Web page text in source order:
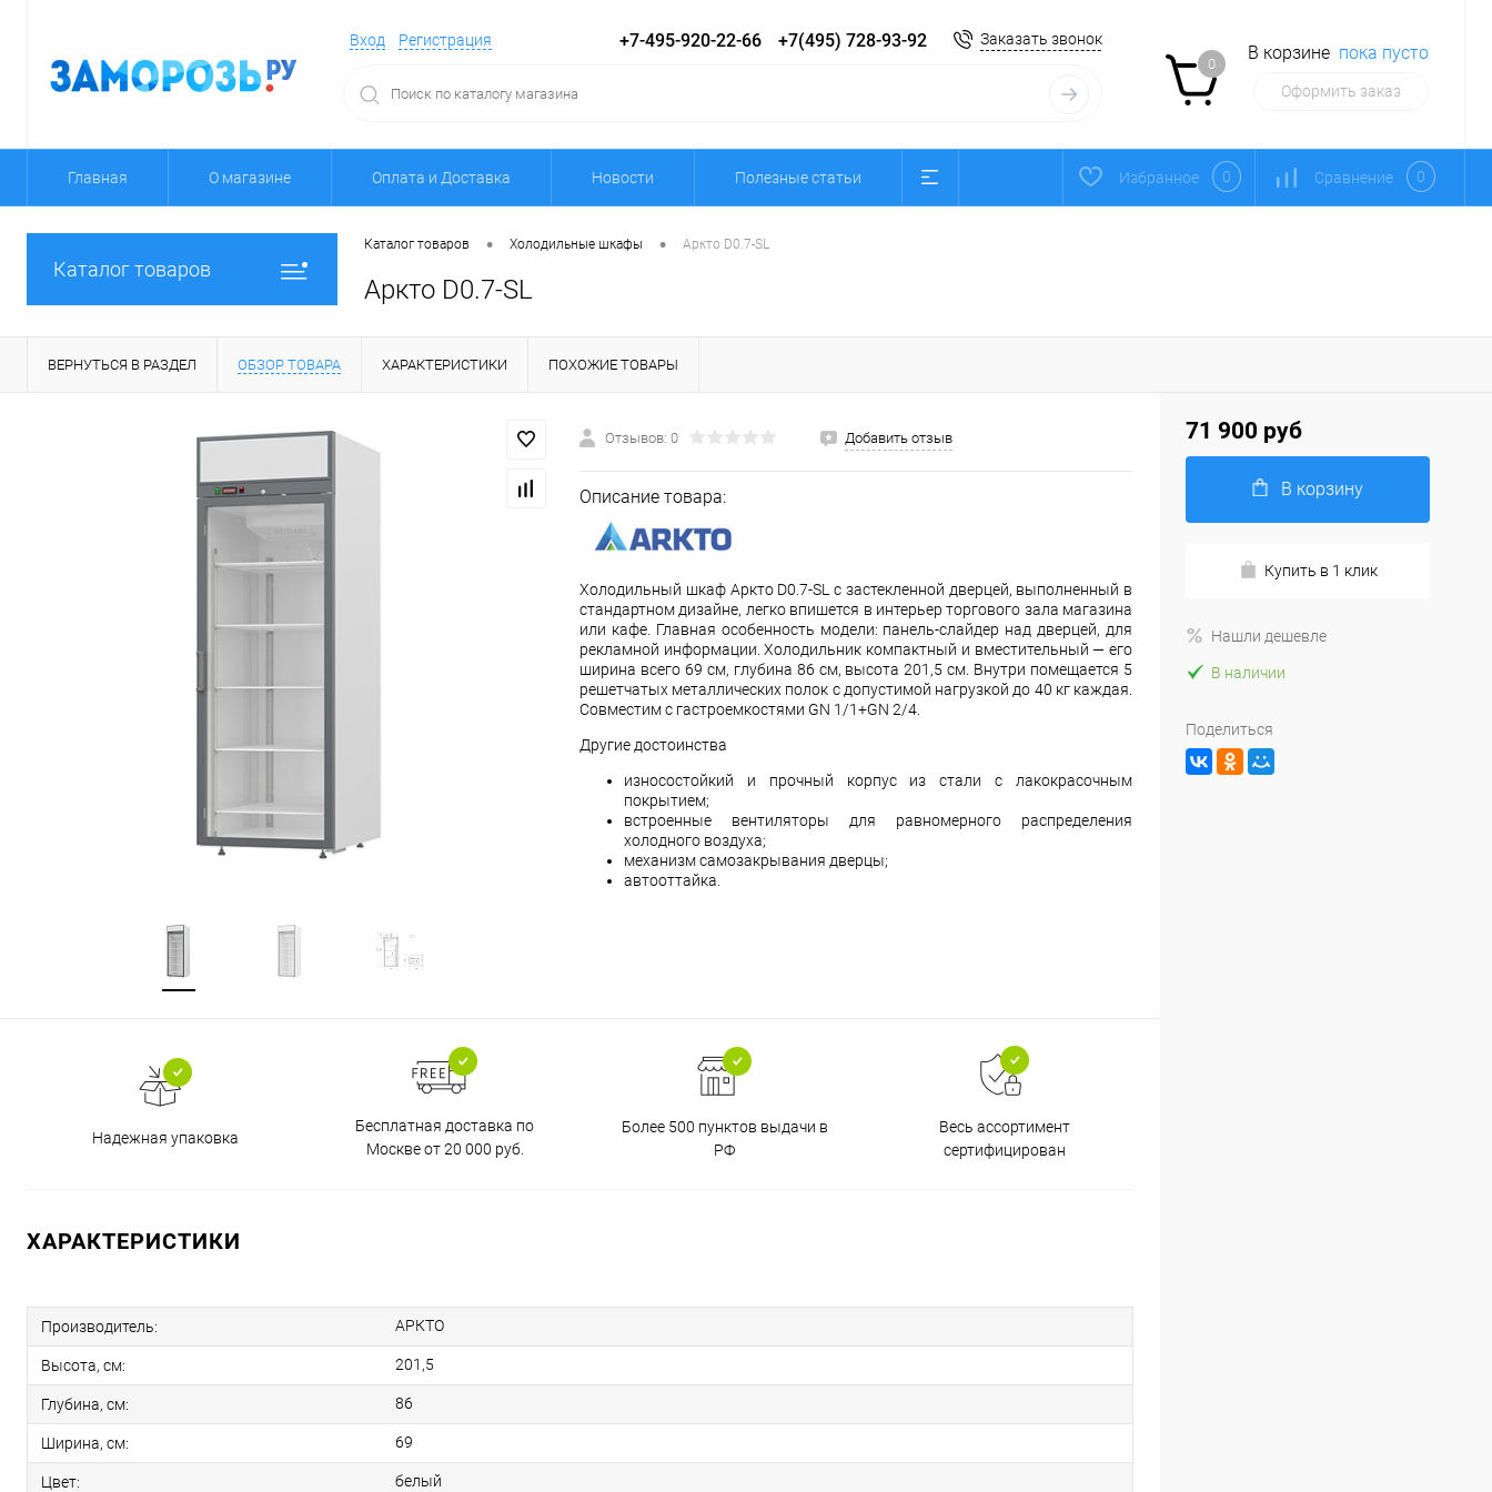
Вход Регистрация +7-495-920-22-66 +7(495) 728-93-92 Заказать звонок
0
В корзине пока пусто
Оформить заказ
Главная О магазине Оплата и Доставка Новости Полезные статьи Избранное 0 Сравнение 0
Каталог товаров
Каталог товаров • Холодильные шкафы • Аркто D0.7-SL
Аркто D0.7-SL
ВЕРНУТЬСЯ В РАЗДЕЛ ОБЗОР ТОВАРА ХАРАКТЕРИСТИКИ ПОХОЖИЕ ТОВАРЫ
Отзывов: 0 Добавить отзыв
Описание товара:
Холодильный шкаф Аркто D0.7-SL с застекленной дверцей, выполненный в
стандартном дизайне, легко впишется в интерьер торгового зала магазина
или кафе. Главная особенность модели: панель-слайдер над дверцей, для
рекламной информации. Холодильник компактный и вместительный — его
ширина всего 69 см, глубина 86 см, высота 201,5 см. Внутри помещается 5
решетчатых металлических полок с допустимой нагрузкой до 40 кг каждая.
Совместим с гастроемкостями GN 1/1+GN 2/4.
Другие достоинства
износостойкий и прочный корпус из стали с лакокрасочным
покрытием;
встроенные вентиляторы для равномерного распределения
холодного воздуха;
механизм самозакрывания дверцы;
автооттайка.
Надежная упаковка
Бесплатная доставка по
Москве от 20 000 руб.
Более 500 пунктов выдачи в
РФ
Весь ассортимент
сертифицирован
ХАРАКТЕРИСТИКИ
Производитель: АРКТО
Высота, см: 201,5
Глубина, см: 86
Ширина, см: 69
Цвет: белый
71 900 руб
В корзину
Купить в 1 клик
Нашли дешевле
В наличии
Поделиться